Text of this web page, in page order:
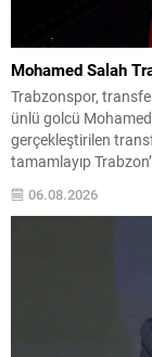
Mohamed Salah
Trabzonspor,
ünlü golcü
gerçekleştirilen
tamamlayıp
mavili taraftarların
kulüp başkanı
Yolculuk ve
06.08.2026